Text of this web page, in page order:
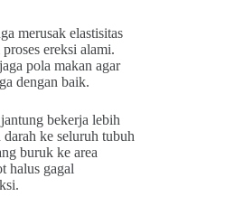
merusak elastisitas
ereksi alami.
pola makan agar
dengan baik.
bekerja lebih
ke seluruh tubuh
buruk ke area
halus gagal